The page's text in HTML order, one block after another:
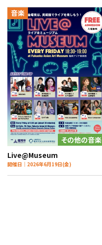
音楽
その他の音楽
Live@Museum
開催日｜2026年6月19日(金)